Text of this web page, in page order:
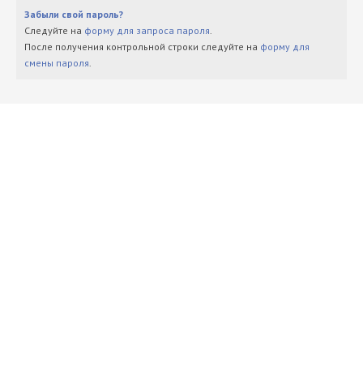
Забыли свой пароль?
Следуйте на форму для запроса пароля.
После получения контрольной строки следуйте на форму для
смены пароля.